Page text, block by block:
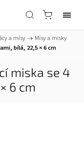
a mísy /
Mísy a misky
bílá, 22,5 × 6 cm
miska se 4
6 cm